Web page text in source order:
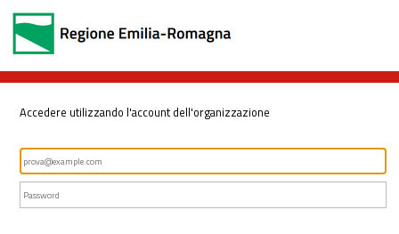
Accedere utilizzando l'account dell'organizzazione